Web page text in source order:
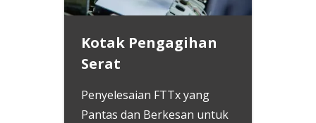
Kotak Pengagihan
Serat
Penyelesaian FTTx yang
Pantas dan Berkesan untuk